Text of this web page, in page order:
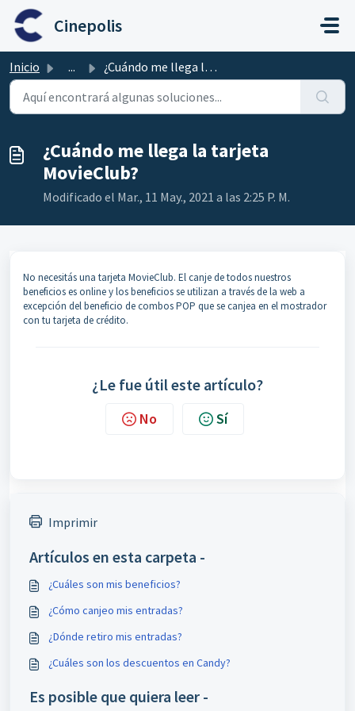
Ir al contenido principal
Cinepolis
Inicio ... ¿Cuándo me llega la tarjeta MovieClub?
¿Cuándo me llega la tarjeta
MovieClub?
Modificado el Mar., 11 May., 2021 a las 2:25 P. M.
No necesitás una tarjeta MovieClub. El canje de todos nuestros
beneficios es online y los beneficios se utilizan a través de la web a
excepción del beneficio de combos POP que se canjea en el mostrador
con tu tarjeta de crédito.
¿Le fue útil este artículo?
No Sí
Imprimir
Artículos en esta carpeta -
¿Cuáles son mis beneficios?
¿Cómo canjeo mis entradas?
¿Dónde retiro mis entradas?
¿Cuáles son los descuentos en Candy?
Es posible que quiera leer -